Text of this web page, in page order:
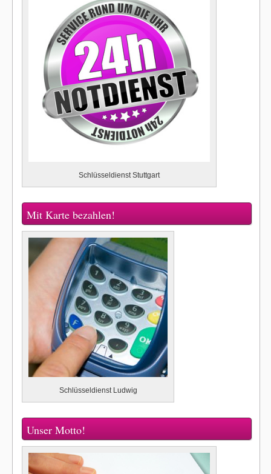
Schlüsseldienst Stuttgart
Mit Karte bezahlen!
Schlüsseldienst Ludwig
Unser Motto!